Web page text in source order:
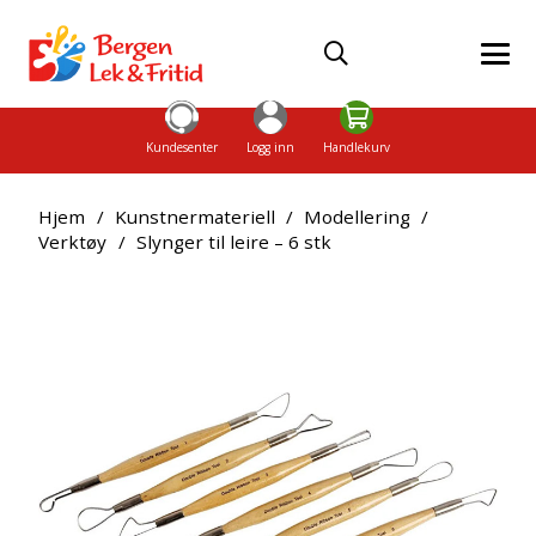
Kundesenter Logg inn Handlekurv
Hjem / Kunstnermateriell / Modellering /
Verktøy / Slynger til leire – 6 stk